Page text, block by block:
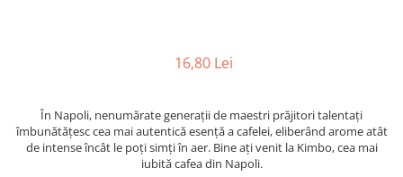
16,80 Lei
În Napoli, nenumărate generații de maestri prăjitori talentați
îmbunătățesc cea mai autentică esență a cafelei, eliberând arome atât
de intense încât le poți simți în aer. Bine ați venit la Kimbo, cea mai
iubită cafea din Napoli.